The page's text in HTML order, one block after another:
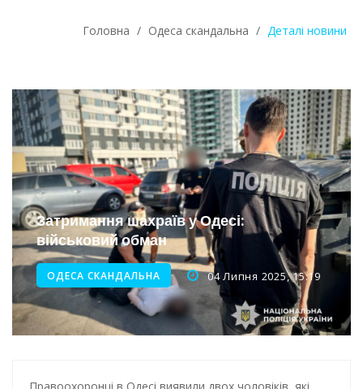
Новини з Зимової школи інсульту в Швейцарії
Інтеграція ветеранів в українське суспільство
Нічна атака на Одесу: наслідки обстрілу
Енергетична підтримка для Одеси
Водопостачання в Одесі: нові локації для підвезення води
Головна / Одеса скандальна / Деталі новини
Затримання шахраїв у Одесі:
військовий обман
ОДЕСА СКАНДАЛЬНА 04 Липня 2025, 15:19